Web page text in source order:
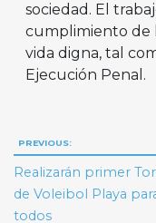
sociedad. El
cumplimiento de
vida digna, tal
Ejecución Penal.
Navegación
de
entradas
PREVIOUS:
Realizarán primer
de Voleibol Playa
todos